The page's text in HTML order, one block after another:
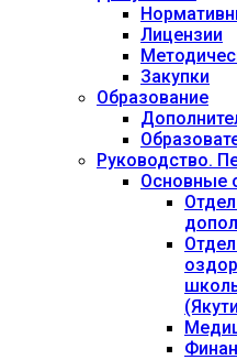
Лицензии
Закупки
Образование
Руководство.
Основные